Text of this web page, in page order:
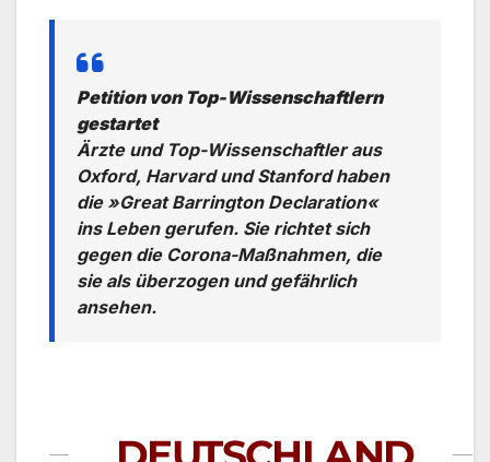
Petition von Top-Wissenschaftlern
gestartet
Ärzte und Top-Wissenschaftler aus
Oxford, Harvard und Stanford haben
die »Great Barrington Declaration«
ins Leben gerufen. Sie richtet sich
gegen die Corona-Maßnahmen, die
sie als überzogen und gefährlich
ansehen.